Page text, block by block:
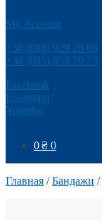
My Account
+38 (098) 929 28 66
+38 (095) 859 70 73
Facebook
Instagram
Youtube
0₴ 0
Главная /Бандажи /